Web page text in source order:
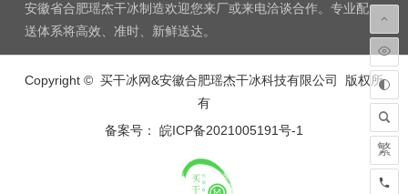
安徽省合肥瑶杰干冰制造欢迎您来厂或来电洽谈合作。专业配
送体系将高效、准时、新鲜送达。
Copyright © 买干冰网&安徽合肥瑶杰干冰科技有限公司 版权所
有
备案号： 皖ICP备2021005191号-1
繁